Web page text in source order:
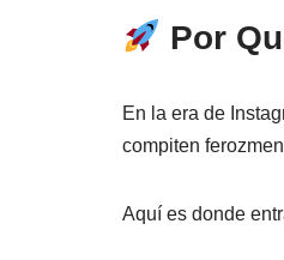
Por
En la era de
compiten
Aquí es donde